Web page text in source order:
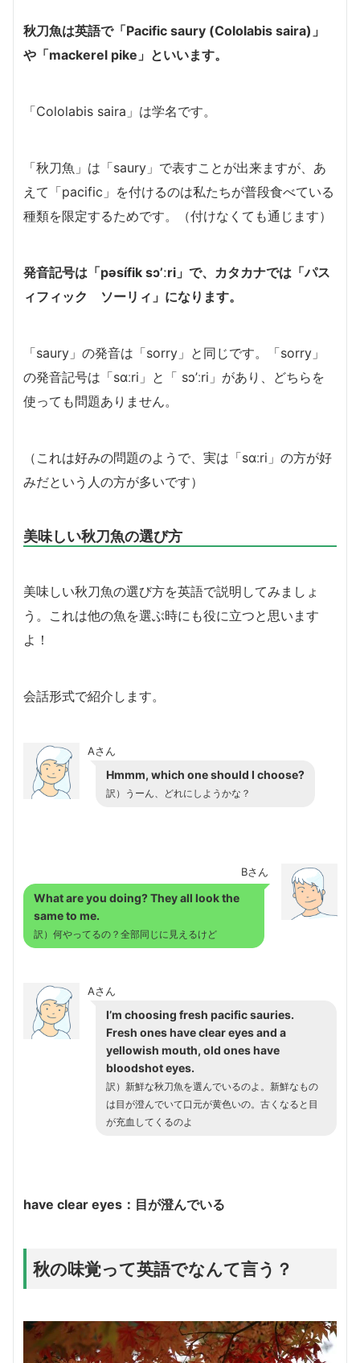
秋刀魚は英語で「Pacific saury (Cololabis saira)」
や「mackerel pike」といいます。
「Cololabis saira」は学名です。
「秋刀魚」は「saury」で表すことが出来ますが、あ
えて「pacific」を付けるのは私たちが普段食べている
種類を限定するためです。（付けなくても通じます）
発音記号は「pəsífik sɔ’ːri」で、カタカナでは「パス
ィフィック ソーリィ」になります。
「saury」の発音は「sorry」と同じです。「sorry」
の発音記号は「sɑːri」と「 sɔ’ːri」があり、どちらを
使っても問題ありません。
（これは好みの問題のようで、実は「sɑːri」の方が好
みだという人の方が多いです）
美味しい秋刀魚の選び方
美味しい秋刀魚の選び方を英語で説明してみましょ
う。これは他の魚を選ぶ時にも役に立つと思います
よ！
会話形式で紹介します。
Aさん
Hmmm, which one should I choose?
訳）うーん、どれにしようかな？
Bさん
What are you doing? They all look the
same to me.
訳）何やってるの？全部同じに見えるけど
Aさん
I’m choosing fresh pacific sauries.
Fresh ones have clear eyes and a
yellowish mouth, old ones have
bloodshot eyes.
訳）新鮮な秋刀魚を選んでいるのよ。新鮮なもの
は目が澄んでいて口元が黄色いの。古くなると目
が充血してくるのよ
have clear eyes：目が澄んでいる
秋の味覚って英語でなんて言う？